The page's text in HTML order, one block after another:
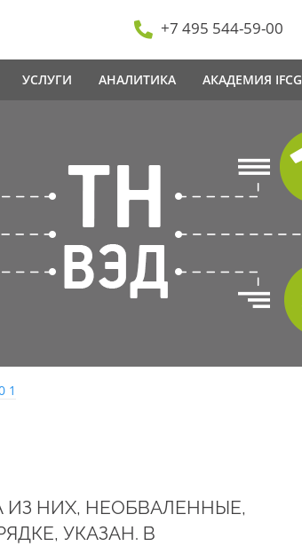
+7 495 544-59-00
УСЛУГИ АНАЛИТИКА АКАДЕМИЯ IFCG
1
ИЗ НИХ, НЕОБВАЛЕННЫЕ,
УКАЗАН. В